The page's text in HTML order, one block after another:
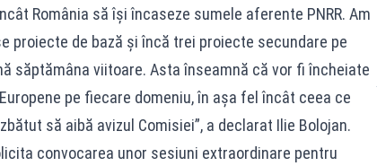
România să îşi încaseze sumele aferente PNRR. Am
proiecte de bază şi încă trei proiecte secundare pe
săptămâna viitoare. Asta înseamnă că vor fi încheiate
pe fiecare domeniu, în aşa fel încât ceea ce
să aibă avizul Comisiei”, a declarat Ilie Bolojan.
convocarea unor sesiuni extraordinare pentru